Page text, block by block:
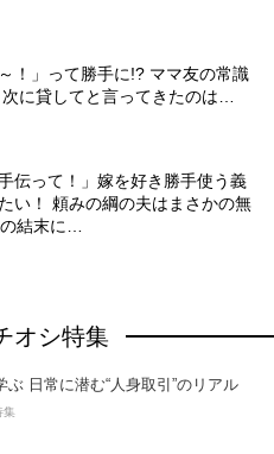
！」って勝手に!? ママ友の常識
に貸してと言ってきたのは…
伝って！」嫁を好き勝手使う義
い！ 頼みの綱の夫はまさかの無
結末に…
オシ特集
ぶ 日常に潜む“人身取引”のリアル
集